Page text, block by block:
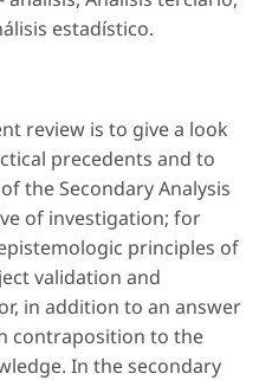
estadístico.
review is to give a look
precedents and to
the Secondary Analysis
of investigation; for
principles of
validation and
in addition to an answer
contraposition to the
In the secondary